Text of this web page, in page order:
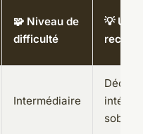
🧩 Niveau de
difficulté
💡
Intermédiaire
sobre